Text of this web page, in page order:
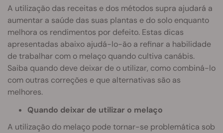
A utilização das receitas e dos métodos supra ajudará a
aumentar a saúde das suas plantas e do solo enquanto
melhora os rendimentos por defeito. Estas dicas
apresentadas abaixo ajudá-lo-ão a refinar a habilidade
de trabalhar com o melaço quando cultiva canábis.
Saiba quando deve deixar de o utilizar, como combiná-lo
com outras correções e que alternativas são as
melhores.
Quando deixar de utilizar o melaço
A utilização do melaço pode tornar-se problemática sob